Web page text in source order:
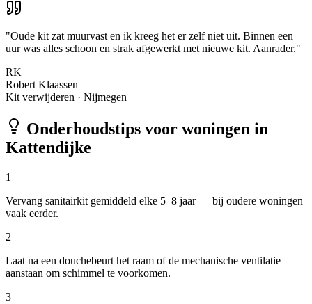
"Oude kit zat muurvast en ik kreeg het er zelf niet uit. Binnen een
uur was alles schoon en strak afgewerkt met nieuwe kit. Aanrader."
RK
Robert Klaassen
Kit verwijderen · Nijmegen
Onderhoudstips voor woningen in
Kattendijke
1
Vervang sanitairkit gemiddeld elke 5–8 jaar — bij oudere woningen
vaak eerder.
2
Laat na een douchebeurt het raam of de mechanische ventilatie
aanstaan om schimmel te voorkomen.
3